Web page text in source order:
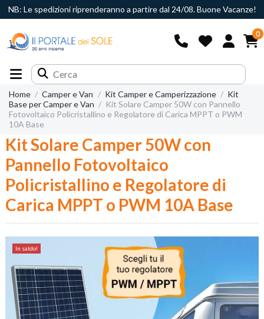
NB: Le spedizioni riprenderanno a partire dal 24/08. Buone Vacanze!
0
Home Camper e Van Kit Camper e Camperizzazione
Kit
Base per Camper e Van
Kit Solare Camper 50W con Pannello
Fotovoltaico Policristallino e Regolatore di Carica MPPT o PWM
10A Base
Kit Solare Camper 50W con
Pannello Fotovoltaico
Policristallino e Regolatore di
Carica MPPT o PWM 10A Base
In saldo!